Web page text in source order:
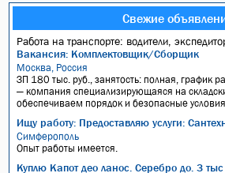
Свежие
Работа на транспорте: водители,
Вакансия: Комплектовщик/Сборщик
Москва, Россия
ЗП 180 тыс. руб., занятость: полная, график
— компания специализирующаяся на
обеспечиваем порядок и безопасные
Ищу работу: Предоставляю услуги:
Симферополь
Опыт работы имеется.
Куплю Капот део ланос. Серебро до. 3 тыс